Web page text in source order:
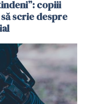
copiii
scrie despre